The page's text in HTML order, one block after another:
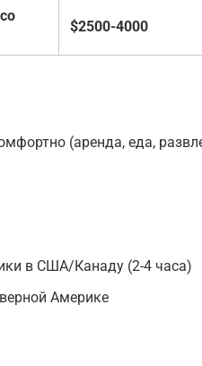
$2500-4000
(аренда, еда,
в США/Канаду (2-4 часа)
Америке